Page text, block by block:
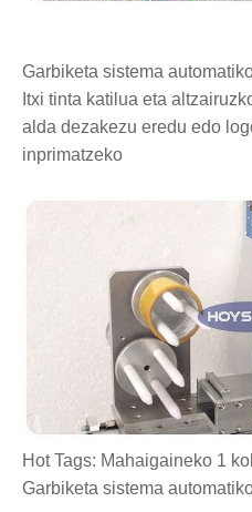
Garbiketa sistema
Itxi tinta katilua eta
alda dezakezu eredu edo
inprimatzeko
Hot Tags: Mahaigaineko 1
Garbiketa sistema